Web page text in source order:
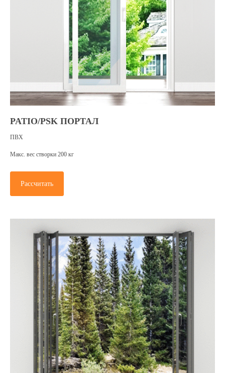
PATIO/PSK ПОРТАЛ
ПВХ
Макс. вес створки 200 кг
Рассчитать
Написать в WhatsApp
Шоурум
нас о посещении
Белгород
Режим работы: Пн-Пт с 9:00 до 18:00,
Сб с 9:00 до 15:00, Вс – выходной
+7(472) 277-90-24
Товары и услуги для вашего дома с
профессиональной установкой от Oknapeople